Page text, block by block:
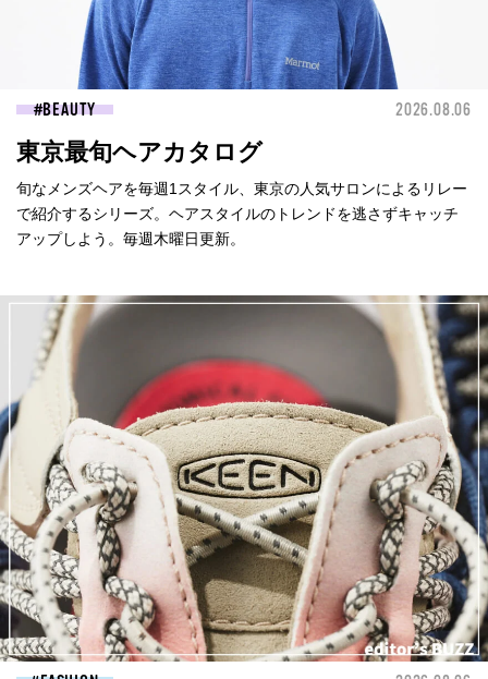
BEAUTY 2026.08.06
東京最旬ヘアカタログ
旬なメンズヘアを毎週1スタイル、東京の人気サロンによるリレー
で紹介するシリーズ。ヘアスタイルのトレンドを逃さずキャッチ
アップしよう。毎週木曜日更新。